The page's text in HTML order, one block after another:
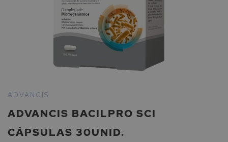
para
início
Galeria
ADVANCIS BACILPRO SCI
CÁPSULAS 30UNID.
ADVANCIS